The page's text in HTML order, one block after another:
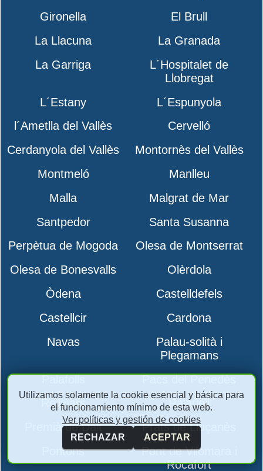
Gironella
El Brull
La Llacuna
La Granada
La Garriga
L´Hospitalet de
Llobregat
L´Estany
L´Espunyola
l´Ametlla del Vallès
Cervelló
Cerdanyola del Vallès
Montornès del Vallès
Montmeló
Manlleu
Malla
Malgrat de Mar
Santpedor
Santa Susanna
Perpètua de Mogoda
Olesa de Montserrat
Olesa de Bonesvalls
Olèrdola
Òdena
Castelldefels
Castellcir
Cardona
Navas
Palau-solità i
Plegamans
Palafolls
Pacs del Penedès
Rellinars
Rajadell
Premià de Dalt
Prats de Lluçanès
Pontons
Pont de Vilomara i
Rocafort
Utilizamos solamente la cookie esencial y básica para
el funcionamiento mínimo de esta web.
Ver políticas y gestión de cookies
RECHAZAR
ACEPTAR